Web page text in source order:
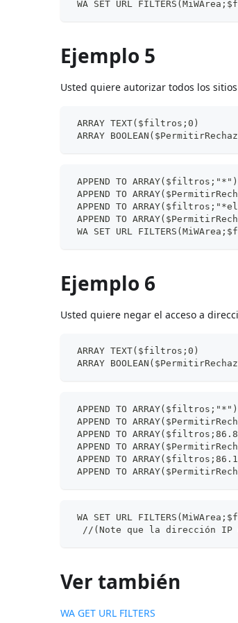
WA SET URL
Ejemplo 5
Usted quiere autorizar todos los
ARRAY TEXT($filtros;0)
ARRAY
APPEND TO ARRAY($filtros;"*")
APPEND TO
APPEND TO
APPEND TO
WA SET URL
Ejemplo 6
Usted quiere negar el acceso a
ARRAY TEXT($filtros;0)
ARRAY
APPEND TO
APPEND TO
APPEND TO
APPEND TO
APPEND TO
APPEND TO
WA SET URL
//(Note que la dirección IP
Ver también
WA GET URL FILTERS